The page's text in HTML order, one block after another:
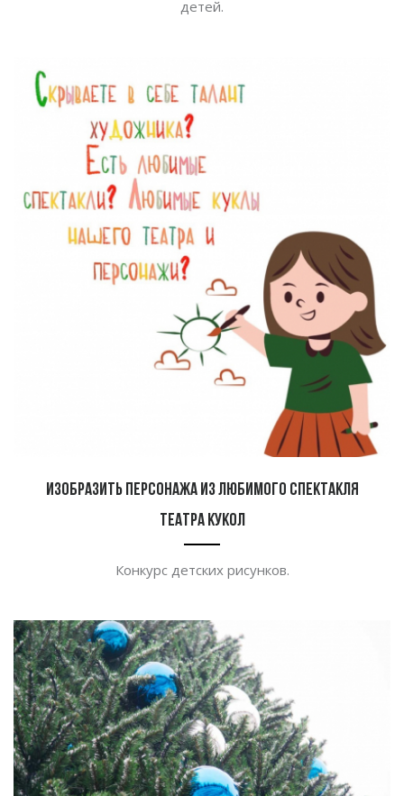
детей.
Изобразить персонажа из любимого спектакля
Театра кукол
Конкурс детских рисунков.